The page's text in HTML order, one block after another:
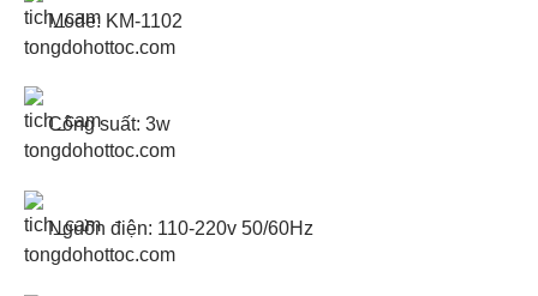
Mode: KM-1102
Công suất: 3w
Nguồn điện: 110-220v 50/60Hz